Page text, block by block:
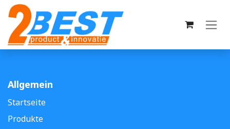
Zum Inhalt springen
Allgemein
Startseite
Produkte